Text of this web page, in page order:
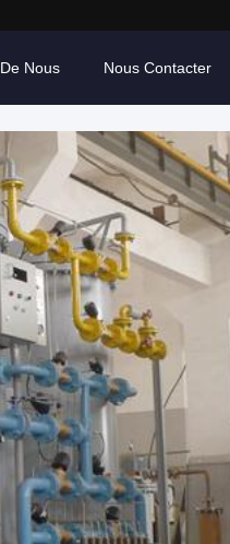
Nous Nous Contacter